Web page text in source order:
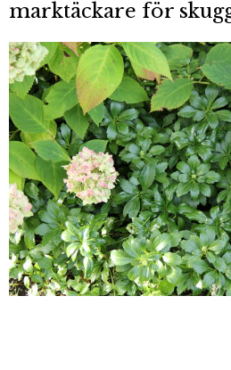
marktäckare för